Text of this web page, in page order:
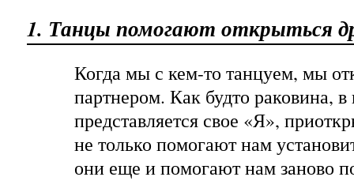
1. Танцы помогают открыться
Когда мы с кем-то танцуем, мы
партнером. Как будто раковина,
представляется свое «Я»,
не только помогают нам
они еще и помогают нам заново